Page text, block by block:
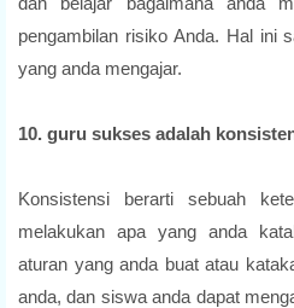
pengambilan risiko Anda. Hal ini
yang anda mengajar.
10. guru sukses adalah
Konsistensi berarti sebuah
melakukan apa yang anda
aturan yang anda buat atau
anda, dan siswa anda dapat